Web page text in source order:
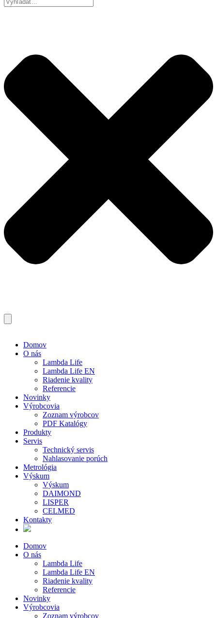
Domov
O nás
Lambda Life
Lambda Life EN
Riadenie kvality
Referencie
Novinky
Výrobcovia
Zoznam výrobcov
PDF Katalógy
Produkty
Servis
Technický servis
Nahlasovanie porúch
Metrológia
Výskum
Výskum
DAIMOND
LISPER
CELMED
Kontakty
Domov
O nás
Lambda Life
Lambda Life EN
Riadenie kvality
Referencie
Novinky
Výrobcovia
Zoznam výrobcov